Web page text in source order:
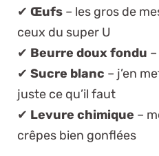
✔ Œufs – les gros de
ceux du super U
✔ Beurre doux fondu
✔ Sucre blanc – j’en
juste ce qu’il faut
✔ Levure chimique –
crêpes bien gonflées